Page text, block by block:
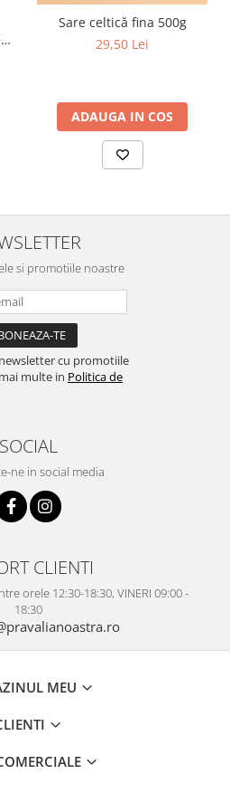
Sare celtică fina 500g
29,50 Lei
ADAUGA IN COS
si promotiile noastre
cu promotiile
multe in Politica de
SOCIAL
ne in social media
CLIENTI
orele 12:30-18:30, VINERI 09:00 -
18:30
MEU